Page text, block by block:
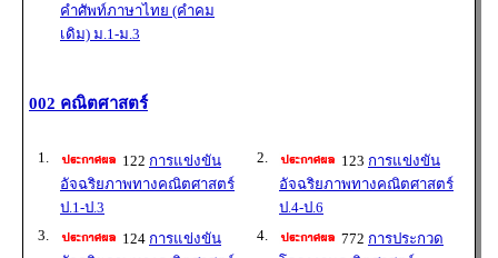
คำศัพท์ภาษาไทย (คำคม
เดิม) ม.1-ม.3
002 คณิตศาสตร์
1. 122 การแข่งขัน
อัจฉริยภาพทางคณิตศาสตร์
ป.1-ป.3
2. 123 การแข่งขัน
อัจฉริยภาพทางคณิตศาสตร์
ป.4-ป.6
3.
124 การแข่งขัน
4. 772 การประกวด